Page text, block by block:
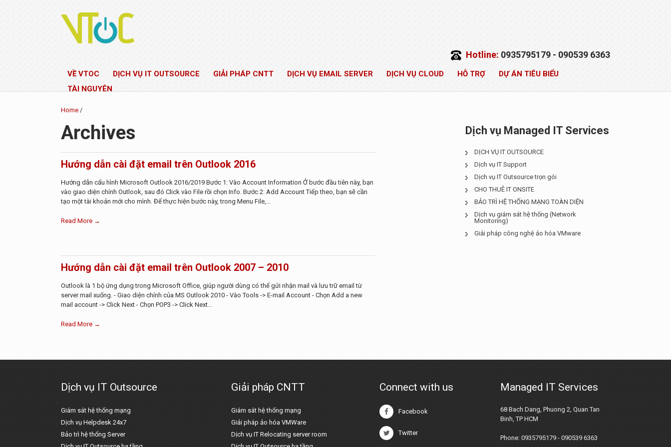
Hotline:0935795179 - 090539 6363
VỀ VTOC DỊCH VỤ IT OUTSOURCE GIẢI PHÁP CNTT DỊCH VỤ EMAIL SERVER DỊCH VỤ CLOUD HỖ TRỢ
DỰ ÁN TIÊU BIỂU
TÀI NGUYÊN
Home /
Archives
Hướng dẫn cài đặt email trên Outlook 2016
Hướng dẫn cấu hình Microsoft Outlook 2016/2019 Bước 1: Vào Account Information Ở bước đầu tiên này, bạn
vào giao diện chính Outlook, sau đó Click vào File rồi chọn Info. Bước 2: Add Account Tiếp theo, bạn sẽ cần
tạo một tài khoản mới cho mình. Để thực hiện bước này, trong Menu File,...
Read More →
Hướng dẫn cài đặt email trên Outlook 2007 – 2010
Outlook là 1 bộ ứng dụng trong Microsoft Office, giúp người dùng có thể gửi nhận mail và lưu trữ email từ
server mail xuống. - Giao diện chính của MS Outlook 2010 - Vào Tools -> E-mail Account - Chọn Add a new
mail account -> Click Next - Chọn POP3 -> Click Next...
Read More →
Dịch vụ Managed IT Services
DỊCH VỤ IT OUTSOURCE
Dịch vụ IT Support
Dịch vụ IT Outsource trọn gói
CHO THUÊ IT ONSITE
BẢO TRÌ HỆ THỐNG MẠNG TOÀN DIỆN
Dịch vụ giám sát hệ thống (Network
Monitoring)
Giải pháp công nghệ ảo hóa VMware
Dịch vụ IT Outsource
Giám sát hệ thống mạng
Dịch vụ Helpdesk 24x7
Bảo trì hệ thống Server
Giải pháp CNTT
Giám sát hệ thống mạng
Giải pháp ảo hóa VMWare
Dịch vụ IT Relocating server room
Connect with us
Facebook
Twitter
Managed IT Services
68 Bach Dang, Phuong 2, Quan Tan
Binh, TP HCM
Phone: 0935795179 - 090539 6363